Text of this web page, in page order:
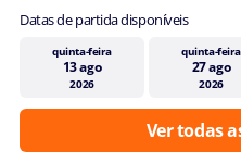
Datas de partida disponíveis
quinta-feira
13 ago
2026
quinta-feira
27 ago
2026
Ver todas